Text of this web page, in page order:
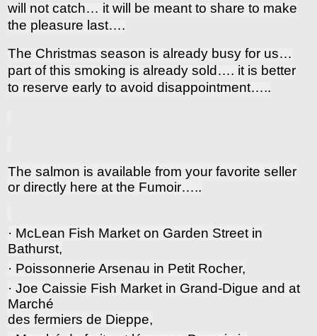
will not catch… it will be meant to share to make
the pleasure last….
The Christmas season is already busy for us…
part of this smoking is already sold…. it is better
to reserve early to avoid disappointment…..
The salmon is available from your favorite seller
or directly here at the Fumoir…..
· McLean Fish Market on Garden Street in
Bathurst,
· Poissonnerie Arsenau in Petit Rocher,
· Joe Caissie Fish Market in Grand-Digue and at
Marché
des fermiers de Dieppe,